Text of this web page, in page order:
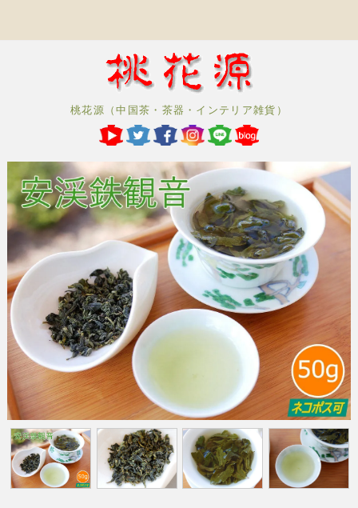
桃花源（中国茶・茶器・インテリア雑貨）